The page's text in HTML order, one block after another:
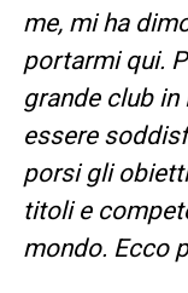
me, mi ha
portarmi qui.
grande club in
essere
porsi gli
titoli e
mondo. Ecco